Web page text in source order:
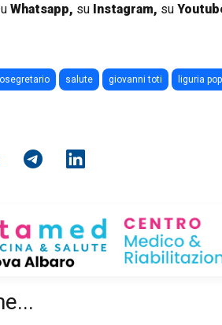
Whatsapp, su Instagram, su
salute giovanni toti liguria